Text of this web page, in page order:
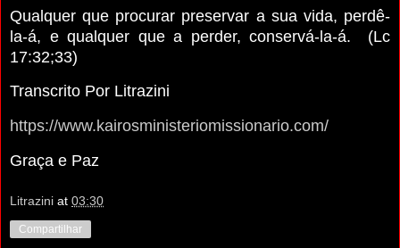
Qualquer que procurar preservar a sua vida, perdê-
la-á, e qualquer que a perder, conservá-la-á. (Lc
17:32;33)
Transcrito Por Litrazini
https://www.kairosministeriomissionario.com/
Graça e Paz
Litrazini at 03:30
Compartilhar